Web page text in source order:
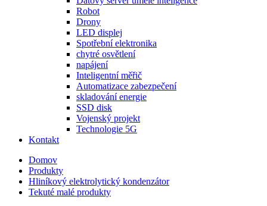
Robot
Drony
LED displej
Spotřební elektronika
chytré osvětlení
napájení
Inteligentní měřič
Automatizace zabezpečení
skladování energie
SSD disk
Vojenský projekt
Technologie 5G
Kontakt
Domov
Produkty
Hliníkový elektrolytický kondenzátor
Tekuté malé produkty